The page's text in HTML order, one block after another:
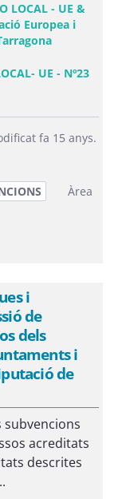
LOCAL - UE &
Europea i
UE - Nº23
fa 15 anys.
Àrea
i
de
dels
i
de
subvencions
acreditats
descrites